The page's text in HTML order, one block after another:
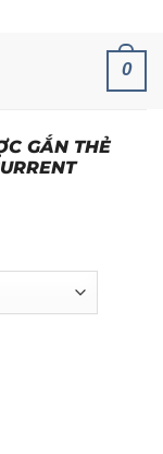
0
GẮN THẺ